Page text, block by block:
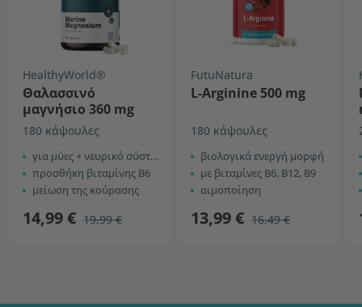
HealthyWorld®
Θαλασσινό
μαγνήσιο 360 mg
180 κάψουλες
για μύες + νευρικό σύστημα
προσθήκη βιταμίνης Β6
μείωση της κούρασης
14,99 € 19,99 €
FutuNatura
L-Arginine 500 mg
180 κάψουλες
βιολογικά ενεργή μορφή
με βιταμίνες B6, B12, B9
αιμοποίηση
13,99 € 16,49 €